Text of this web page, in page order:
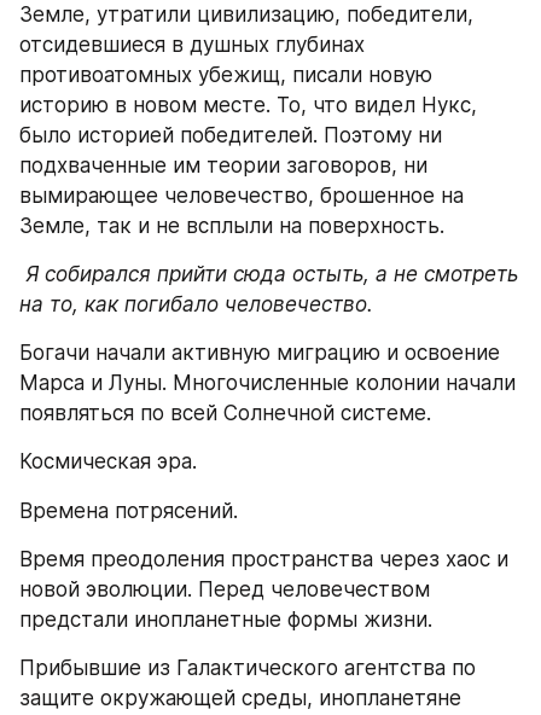
Земле, утратили цивилизацию, победители,
отсидевшиеся в душных глубинах
противоатомных убежищ, писали новую
историю в новом месте. То, что видел Нукс,
было историей победителей. Поэтому ни
подхваченные им теории заговоров, ни
вымирающее человечество, брошенное на
Земле, так и не всплыли на поверхность.
Я собирался прийти сюда остыть, а не смотреть
на то, как погибало человечество.
Богачи начали активную миграцию и освоение
Марса и Луны. Многочисленные колонии начали
появляться по всей Солнечной системе.
Космическая эра.
Времена потрясений.
Время преодоления пространства через хаос и
новой эволюции. Перед человечеством
предстали инопланетные формы жизни.
Прибывшие из Галактического агентства по
защите окружающей среды, инопланетяне